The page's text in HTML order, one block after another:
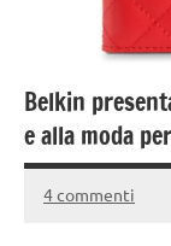
Belkin
e alla moda
27
Andrea
4 commenti